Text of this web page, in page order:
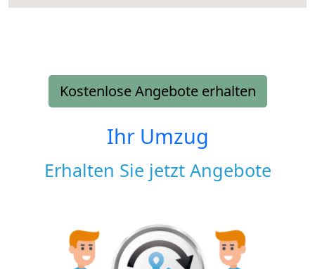
Kostenlose Angebote erhalten
Ihr Umzug
Erhalten Sie jetzt Angebote